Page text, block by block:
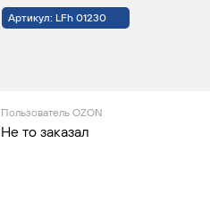
Артикул: LFh 01230
Пользователь OZON
Не то заказал